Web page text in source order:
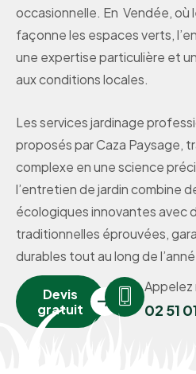
occasionnelle. En Vendée, où
façonne les espaces verts,
une expertise particulière et
aux conditions locales.
Les services jardinage
proposés par Caza Paysage,
complexe en une science
l’entretien de jardin combine
écologiques innovantes avec
traditionnelles éprouvées,
durables tout au long de
Devis
gratuit
Appelez
02 51